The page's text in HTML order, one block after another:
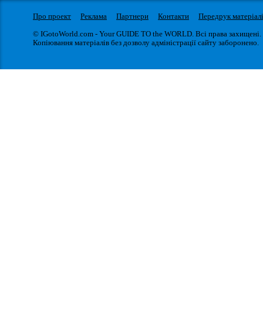
Про проект Реклама Партнери Контакти
Передрук
© IGotoWorld.com - Your GUIDE TO the WORLD. Всі права захищені.
Копіювання матеріалів без дозволу адміністрації сайту заборонено.